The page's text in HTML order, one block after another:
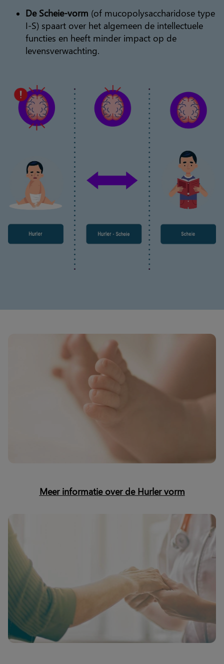
De Scheie-vorm (of mucopolysaccharidose type
I-S) spaart over het algemeen de intellectuele
functies en heeft minder impact op de
levensverwachting.
Meer informatie over de Hurler vorm